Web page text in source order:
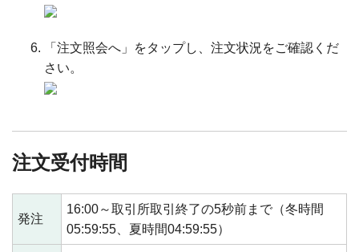
「注文照会へ」をタップし、注文状況をご確認くだ
さい。
注文受付時間
発注
16:00～取引所取引終了の5秒前まで（冬時間
05:59:55、夏時間04:59:55）